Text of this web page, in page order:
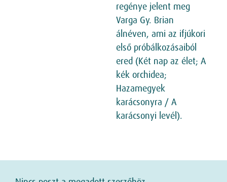
regénye jelent meg
Varga Gy. Brian
álnéven, ami az ifjúkori
első próbálkozásaiból
ered (Két nap az élet; A
kék orchidea;
Hazamegyek
karácsonyra / A
karácsonyi levél).